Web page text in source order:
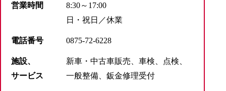
営業時間
8:30～17:00
日・祝日／休業
電話番号 0875-72-6228
施設、
サービス
新車・中古車販売、車検、点検、
一般整備、鈑金修理受付